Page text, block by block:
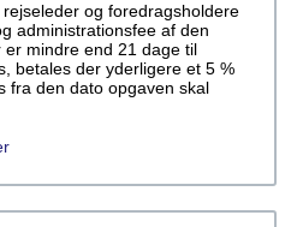
og foredragsholdere
administrationsfee af den
mindre end 21 dage til
betales der yderligere et 5 %
fra den dato opgaven skal